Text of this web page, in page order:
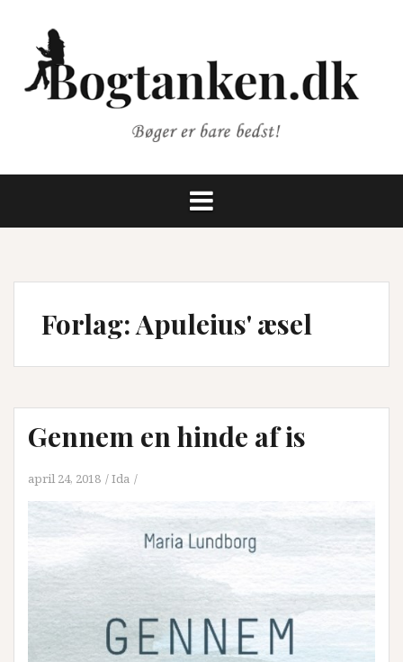
indhold
Forlag:Apuleius' æsel
Gennem en hinde af is
april 24, 2018 Ida